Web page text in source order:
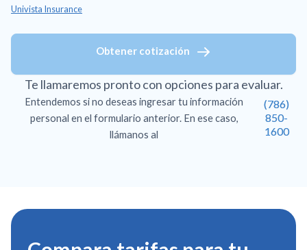
Univista Insurance
Obtener cotización
Te llamaremos pronto con opciones para evaluar.
Entendemos si no deseas ingresar tu información
personal en el formulario anterior. En ese caso,
llámanos al
(786)
850-
1600